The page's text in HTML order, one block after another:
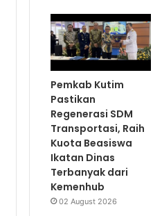
Pemkab Kutim
Pastikan
Regenerasi SDM
Transportasi, Raih
Kuota Beasiswa
Ikatan Dinas
Terbanyak dari
Kemenhub
02 August 2026